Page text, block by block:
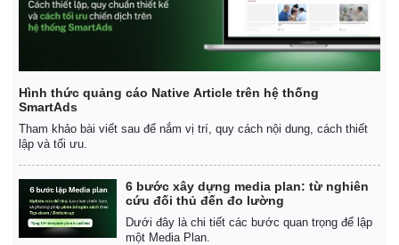
Hình thức quảng cáo Native Article trên hệ thống
SmartAds
Tham khảo bài viết sau để nắm vị trí, quy cách nội dung, cách thiết
lập và tối ưu.
6 bước xây dựng media plan: từ nghiên
cứu đối thủ đến đo lường
Dưới đây là chi tiết các bước quan trọng để lập
một Media Plan.